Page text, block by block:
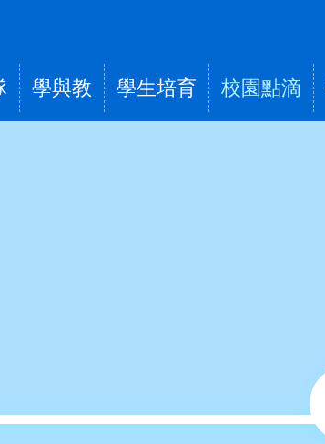
學與教 學生培育 校園點滴